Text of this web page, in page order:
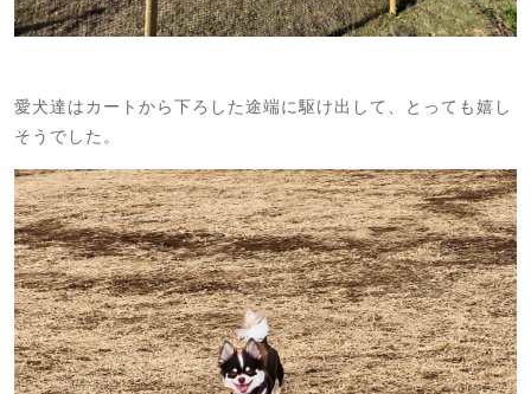
愛犬達はカートから下ろした途端に駆け出して、とっても嬉し
そうでした。